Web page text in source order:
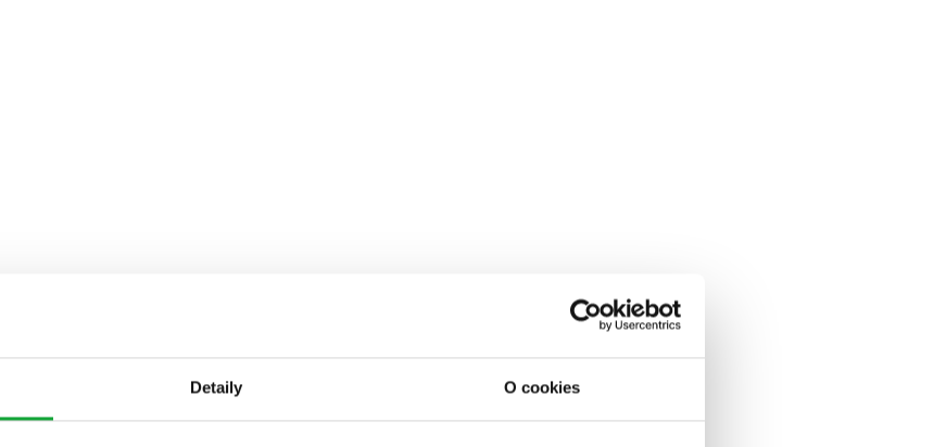
Detaily O cookies